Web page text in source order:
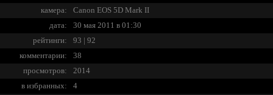
камера:
Canon EOS 5D Mark II
дата:
30 мая 2011 в 01:30
рейтинги:
93 | 92
комментарии:
38
просмотров:
2014
в избранных:
4